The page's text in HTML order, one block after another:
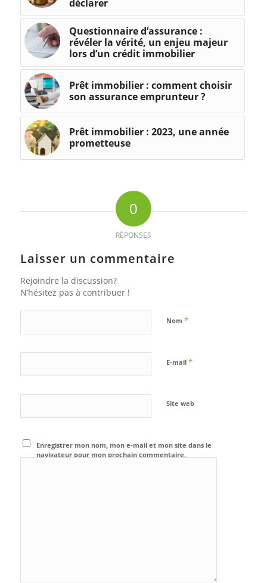
déclarer
Questionnaire d’assurance :
révéler la vérité, un enjeu majeur
lors d’un crédit immobilier
Prêt immobilier : comment choisir
son assurance emprunteur ?
Prêt immobilier : 2023, une année
prometteuse
0
RÉPONSES
Laisser un commentaire
Rejoindre la discussion?
N’hésitez pas à contribuer !
Nom *
E-mail *
Site web
Enregistrer mon nom, mon e-mail et mon site dans le
navigateur pour mon prochain commentaire.